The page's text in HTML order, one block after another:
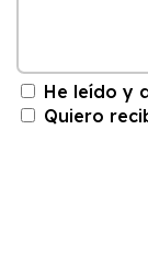
He leído y
Quiero